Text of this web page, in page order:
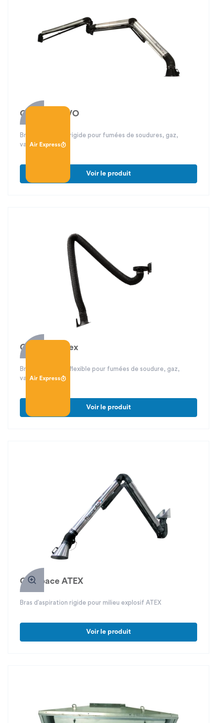
Air Express
Carapace EVO
Bras d’aspiration rigide pour fumées de soudures, gaz,
vapeurs, etc.
Voir le produit
Air Express
Carapace Flex
Bras d’aspiration flexible pour fumées de soudure, gaz,
vapeurs, etc.
Voir le produit
Carapace ATEX
Bras d’aspiration rigide pour milieu explosif ATEX
Voir le produit